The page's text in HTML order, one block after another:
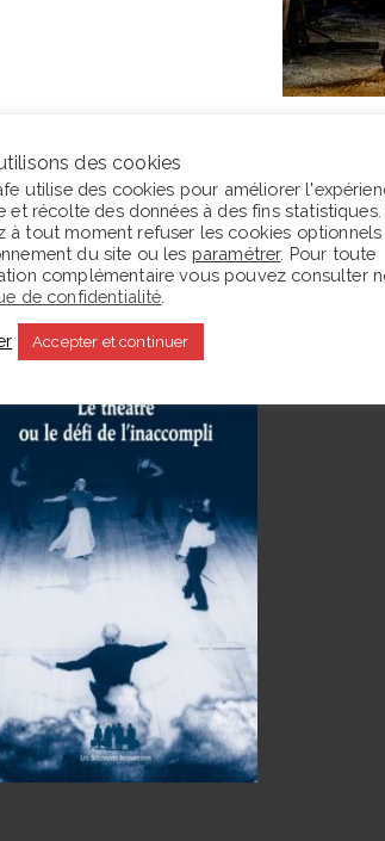
ce moment La Parafe lit :
des cookies
utilise des cookies pour améliorer
et récolte des données à des fins
à tout moment refuser les cookies optionnels
du site ou les paramétrer. Pour toute
complémentaire vous pouvez consulter
de confidentialité
Accepter et continuer